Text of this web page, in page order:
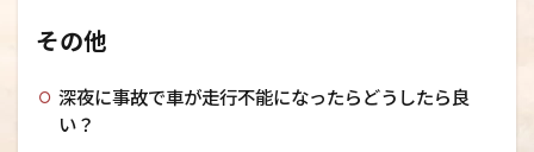
その他
深夜に事故で車が走行不能になったらどうしたら良
い？